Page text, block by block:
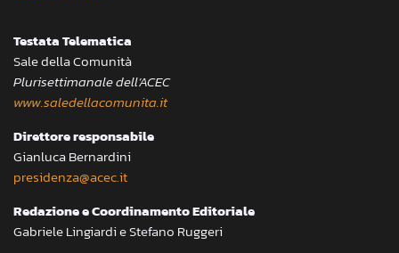
Testata Telematica
Sale della Comunità
Plurisettimanale dell’ACEC
www.saledellacomunita.it
Direttore responsabile
Gianluca Bernardini
presidenza@acec.it
Redazione e Coordinamento Editoriale
Gabriele Lingiardi e Stefano Ruggeri